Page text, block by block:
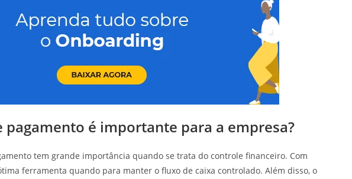
pagamento é importante para a empresa?
tem grande importância quando se trata do controle financeiro. Com
ferramenta quando para manter o fluxo de caixa controlado. Além disso, o